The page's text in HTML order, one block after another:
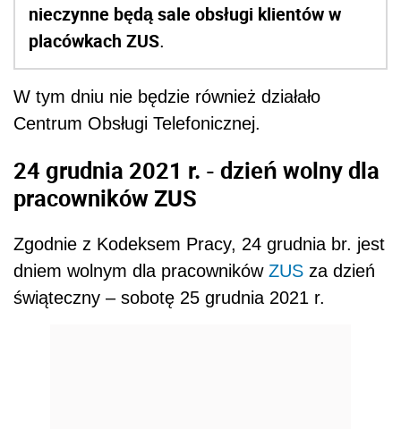
nieczynne będą sale obsługi klientów w
placówkach ZUS.
W tym dniu nie będzie również działało
Centrum Obsługi Telefonicznej.
24 grudnia 2021 r. - dzień wolny dla
pracowników ZUS
Zgodnie z Kodeksem Pracy, 24 grudnia br. jest
dniem wolnym dla pracowników ZUS za dzień
świąteczny – sobotę 25 grudnia 2021 r.